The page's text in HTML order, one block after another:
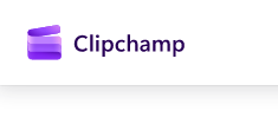
περιεχόμενο